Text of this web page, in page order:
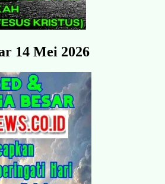
14 Mei 2026